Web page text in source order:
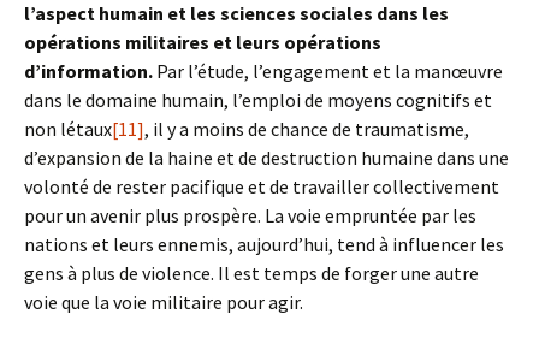
l’aspect humain et les sciences sociales dans les
opérations militaires et leurs opérations
d’information. Par l’étude, l’engagement et la manœuvre
dans le domaine humain, l’emploi de moyens cognitifs et
non létaux[11], il y a moins de chance de traumatisme,
d’expansion de la haine et de destruction humaine dans une
volonté de rester pacifique et de travailler collectivement
pour un avenir plus prospère. La voie empruntée par les
nations et leurs ennemis, aujourd’hui, tend à influencer les
gens à plus de violence. Il est temps de forger une autre
voie que la voie militaire pour agir.